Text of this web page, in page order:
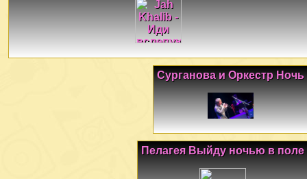
Сурганова и Оркестр Ночь
Пелагея Выйду ночью в поле